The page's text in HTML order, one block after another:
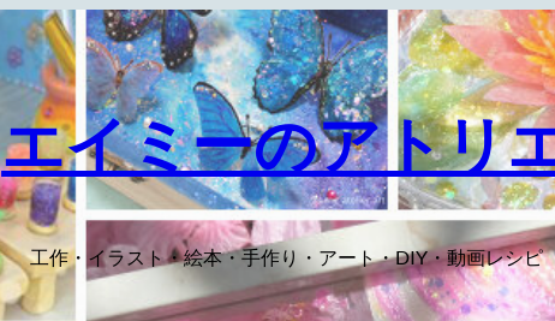
エイミーのアトリ
工作・イラスト・絵本・手作り・アート・DIY・動画レシピ